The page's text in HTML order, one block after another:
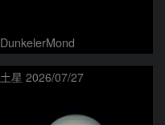
DunkelerMond
土星 2026/07/27